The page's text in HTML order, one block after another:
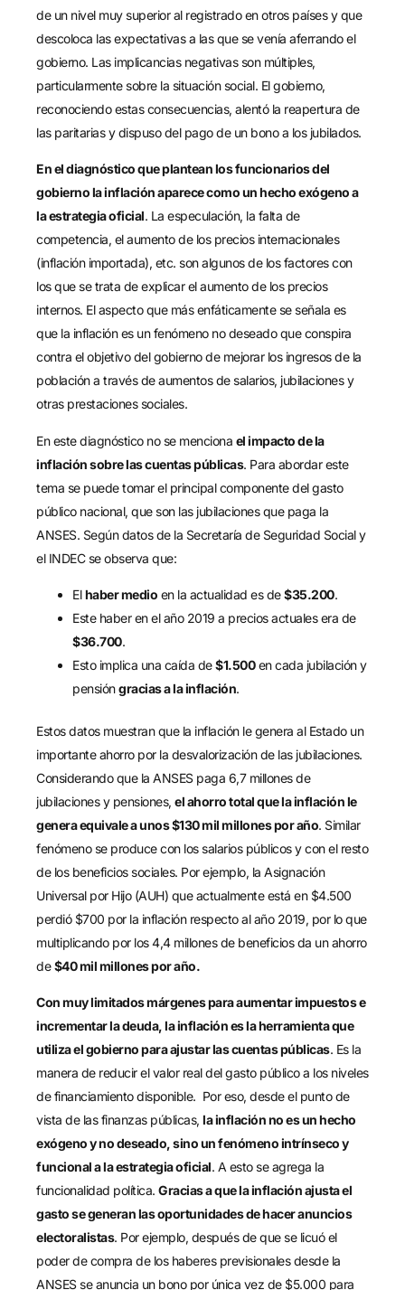
de un nivel muy superior al registrado en otros países y que
descoloca las expectativas a las que se venía aferrando el
gobierno. Las implicancias negativas son múltiples,
particularmente sobre la situación social. El gobierno,
reconociendo estas consecuencias, alentó la reapertura de
las paritarias y dispuso del pago de un bono a los jubilados.
En el diagnóstico que plantean los funcionarios del
gobierno la inflación aparece como un hecho exógeno a
la estrategia oficial. La especulación, la falta de
competencia, el aumento de los precios internacionales
(inflación importada), etc. son algunos de los factores con
los que se trata de explicar el aumento de los precios
internos. El aspecto que más enfáticamente se señala es
que la inflación es un fenómeno no deseado que conspira
contra el objetivo del gobierno de mejorar los ingresos de la
población a través de aumentos de salarios, jubilaciones y
otras prestaciones sociales.
En este diagnóstico no se menciona el impacto de la
inflación sobre las cuentas públicas. Para abordar este
tema se puede tomar el principal componente del gasto
público nacional, que son las jubilaciones que paga la
ANSES. Según datos de la Secretaría de Seguridad Social y
el INDEC se observa que:
Elhaber medio en la actualidad es de$35.200.
Este haber en el año 2019 a precios actuales era de
$36.700.
Esto implica una caída de$1.500en cada jubilación y
pensióngracias a la inflación.
Estos datos muestran que la inflación le genera al Estado un
importante ahorro por la desvalorización de las jubilaciones.
Considerando que la ANSES paga 6,7 millones de
jubilaciones y pensiones, el ahorro total que la inflación le
genera equivale a unos $130 mil millones por año. Similar
fenómeno se produce con los salarios públicos y con el resto
de los beneficios sociales. Por ejemplo, la Asignación
Universal por Hijo (AUH) que actualmente está en $4.500
perdió $700 por la inflación respecto al año 2019, por lo que
multiplicando por los 4,4 millones de beneficios da un ahorro
de$40 mil millones por año.
Con muy limitados márgenes para aumentar impuestos e
incrementar la deuda, la inflación es la herramienta que
utiliza el gobierno para ajustar las cuentas públicas. Es la
manera de reducir el valor real del gasto público a los niveles
de financiamiento disponible. Por eso, desde el punto de
vista de las finanzas públicas, la inflación no es un hecho
exógeno y no deseado, sino un fenómeno intrínseco y
funcional a la estrategia oficial. A esto se agrega la
funcionalidad política. Gracias a que la inflación ajusta el
gasto se generan las oportunidades de hacer anuncios
electoralistas. Por ejemplo, después de que se licuó el
poder de compra de los haberes previsionales desde la
ANSES se anuncia un bono por única vez de $5.000 para